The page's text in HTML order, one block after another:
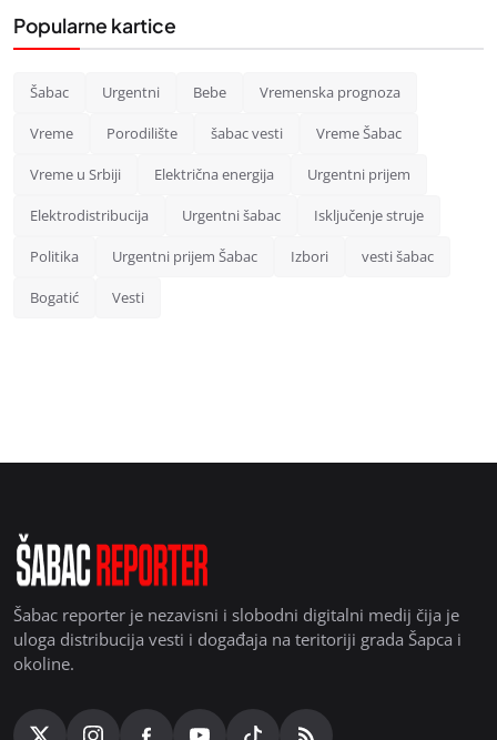
Popularne kartice
Šabac Urgentni Bebe Vremenska prognoza
Vreme Porodilište šabac vesti Vreme Šabac
Vreme u Srbiji Električna energija Urgentni prijem
Elektrodistribucija Urgentni šabac Isključenje struje
Politika Urgentni prijem Šabac Izbori vesti šabac
Bogatić Vesti
Šabac reporter je nezavisni i slobodni digitalni medij čija je
uloga distribucija vesti i događaja na teritoriji grada Šapca i
okoline.